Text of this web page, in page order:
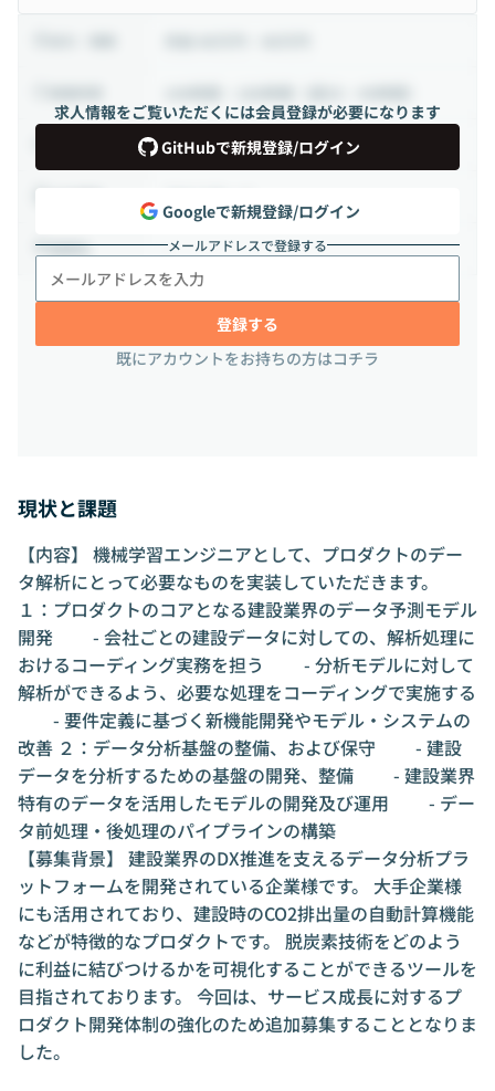
求人情報をご覧いただくには会員登録が必要になります
GitHubで新規登録/ログイン
Googleで新規登録/ログイン
メールアドレスで登録する
登録する
既にアカウントをお持ちの方はコチラ
業務委託
勤務地 -
現状と課題
【内容】 機械学習エンジニアとして、プロダクトのデー
タ解析にとって必要なものを実装していただきます。
１：プロダクトのコアとなる建設業界のデータ予測モデル
開発 - 会社ごとの建設データに対しての、解析処理に
おけるコーディング実務を担う - 分析モデルに対して
解析ができるよう、必要な処理をコーディングで実施する
- 要件定義に基づく新機能開発やモデル・システムの
改善 ２：データ分析基盤の整備、および保守 - 建設
データを分析するための基盤の開発、整備 - 建設業界
特有のデータを活用したモデルの開発及び運用 - デー
タ前処理・後処理のパイプラインの構築
【募集背景】 建設業界のDX推進を支えるデータ分析プラ
ットフォームを開発されている企業様です。 大手企業様
にも活用されており、建設時のCO2排出量の自動計算機能
などが特徴的なプロダクトです。 脱炭素技術をどのよう
に利益に結びつけるかを可視化することができるツールを
目指されております。 今回は、サービス成長に対するプ
ロダクト開発体制の強化のため追加募集することとなりま
した。